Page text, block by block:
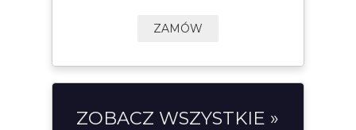
ZAMÓW
ZOBACZ WSZYSTKIE »